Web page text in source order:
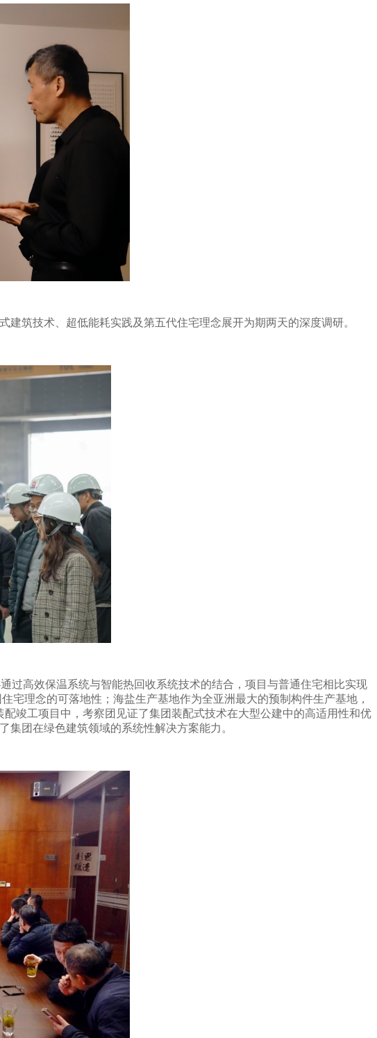
筑技术、超低能耗实践及第五代住宅理念展开为期两天的深度调研。
高效保温系统与智能热回收系统技术的结合，项目与普通住宅相比实现
宅理念的可落地性；海盐生产基地作为全亚洲最大的预制构件生产基地，
竣工项目中，考察团见证了集团装配式技术在大型公建中的高适用性和优
团在绿色建筑领域的系统性解决方案能力。